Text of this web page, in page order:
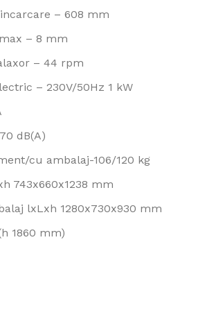
– 608 mm
– 8 mm
– 44 rpm
– 230V/50Hz 1 kW
dB(A)
cu ambalaj-106/120 kg
743x660x1238 mm
lxLxh 1280x730x930 mm
1860 mm)